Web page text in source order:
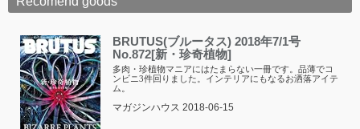
BRUTUS(ブルータス) 2018年7/1号
No.872[新・珍奇植物]
多肉・珍植物マニアにはたまらない一冊です。品薄でコ
ンビニ3件回りました。インテリアにもなるお洒落アイテ
ム。
マガジンハウス 2018-06-15